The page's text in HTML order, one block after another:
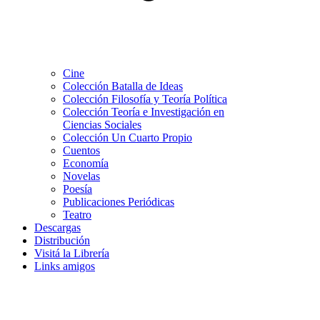
Cine
Colección Batalla de Ideas
Colección Filosofía y Teoría Política
Colección Teoría e Investigación en
Ciencias Sociales
Colección Un Cuarto Propio
Cuentos
Economía
Novelas
Poesía
Publicaciones Periódicas
Teatro
Descargas
Distribución
Visitá la Librería
Links amigos